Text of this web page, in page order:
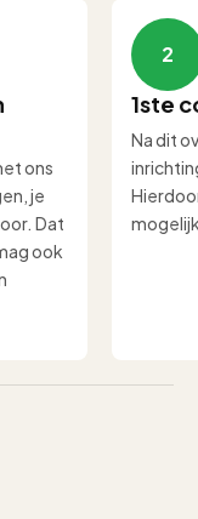
ons
je
Dat
ook
2
1ste
Na dit